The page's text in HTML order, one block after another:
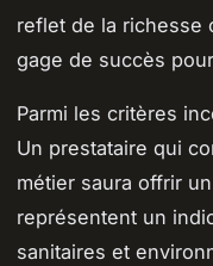
reflet de la richesse
gage de succès
Parmi les critères
Un prestataire qui
métier saura offrir
représentent un
sanitaires et